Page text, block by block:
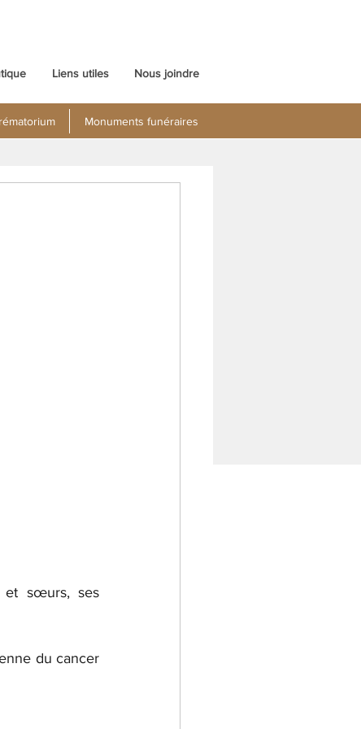
Liens utiles Nous joindre
Monuments funéraires
et sœurs, ses
du cancer